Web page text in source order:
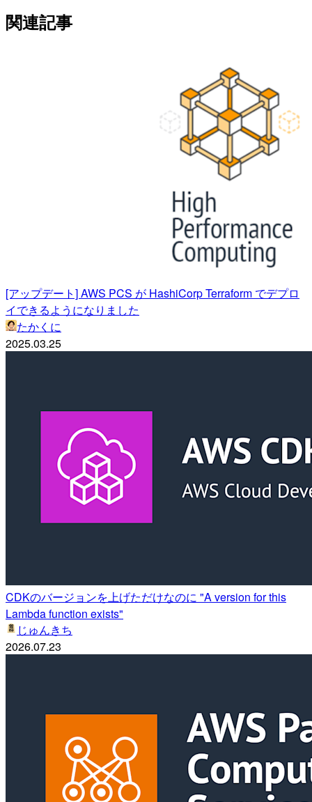
関連記事
[アップデート] AWS PCS が HashiCorp Terraform でデプロ
イできるようになりました
たかくに
2025.03.25
CDKのバージョンを上げただけなのに "A version for this
Lambda function exists"
じゅんきち
2026.07.23